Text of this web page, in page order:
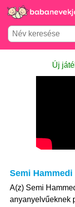
Új
Semi
A(z) Semi
anyanyelvűeknek